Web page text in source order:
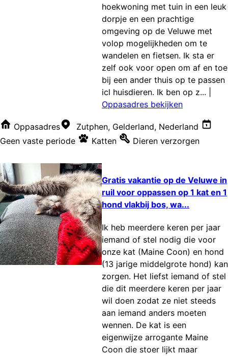
hoekwoning met tuin in een leuk
dorpje en een prachtige
omgeving op de Veluwe met
volop mogelijkheden om te
wandelen en fietsen. Ik sta er
zelf ook voor open om af en toe
bij een ander thuis op te passen
icl huisdieren. Ik ben op z...
Oppasadres bekijken
Oppasadres
Zutphen, Gelderland, Nederland
Geen vaste periode
Katten Dieren verzorgen
Gratis vakantie op de Veluwe in
ruil voor oppassen op 1 kat en 1
hond vlakbij bos, wa...
Ik heb meerdere keren per jaar
iemand of stel nodig die voor
onze kat (Maine Coon) en hond
(13 jarige middelgrote hond) kan
zorgen. Het liefst iemand of stel
die dit meerdere keren per jaar
wil doen zodat ze niet steeds
aan iemand anders moeten
wennen. De kat is een
eigenwijze arrogante Maine
Coon die stoer lijkt maar